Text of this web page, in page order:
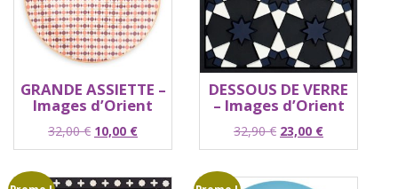
GRANDE ASSIETTE –
Images d’Orient
32,00€ Le
prix
était :
10,00 €Le
prix
est :
DESSOUS DE VERRE
– Images d’Orient
32,90€ Le
prix
était :
23,00 €Le
prix
est :